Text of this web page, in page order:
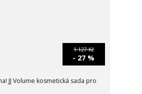
1 127 Kč
- 27 %
JJ Volume kosmetická sada pro